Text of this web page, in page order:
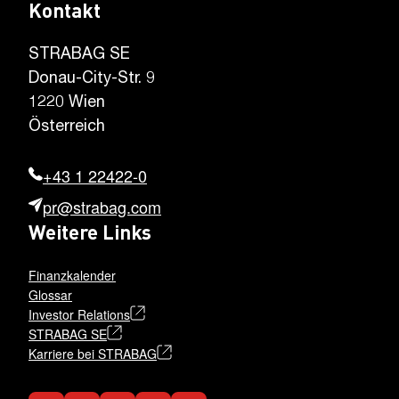
Kontakt
STRABAG SE
Donau-City-Str. 9
1220 Wien
Österreich
+43 1 22422-0
pr@strabag.com
Weitere Links
Finanzkalender
Glossar
Investor Relations
STRABAG SE
Karriere bei STRABAG